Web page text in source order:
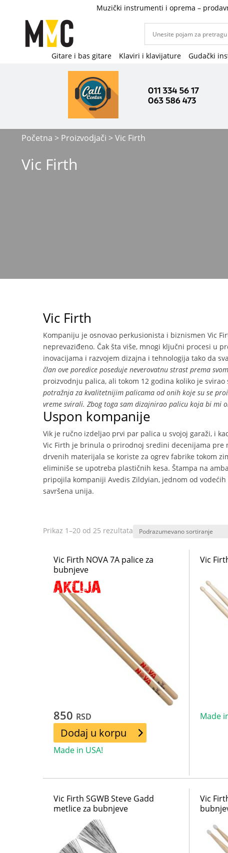
Muzički instrumenti i oprema –
Gitare i bas gitare Klaviri i klavijature Gudački
Početna > Proizvodjači > Vic Firth
Vic Firth
Vic Firth
Kompaniju je osnovao perkusionista i biznismen Vic
neprevaziđeno. Čak šta više, mnogi ključni procesi u
inovacijama i razvojem dizajna i tehnologija tako da
član ove poredice poseduje neverovatnu strast prema
proizvodnju palica, ali tokom 12 godina koliko je
potražnja za kvalitetnijim palicama od onih koje su se
vreme svirali. Zbog toga sam dizajnirao palicu koja bi mi
Uspon kompanije
Vik je ručno izdeljao prvi par palica u svojoj garaži, i
Vic Firth je brinula o prirodnoj sredini decenijama pre
drvenih materijala se koriste za ogrev fabrike tokom
eliminiše se upotreba plastičnih kesa. Štampa na
pripojila kompaniji Avedis Zildyian, jednom od
savršena unija.
Prikaz 1–20 od 25 rezultata
Vic Firth NOVA 7A palice za
bubnjeve
850 RSD
Dodaj u korpu
Made in USA!
Vic
Made
Vic Firth SGWB Steve Gadd
metlice za bubnjeve
Vic